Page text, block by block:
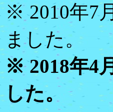
※ 2010年7
ました。
※ 2018年4
した。